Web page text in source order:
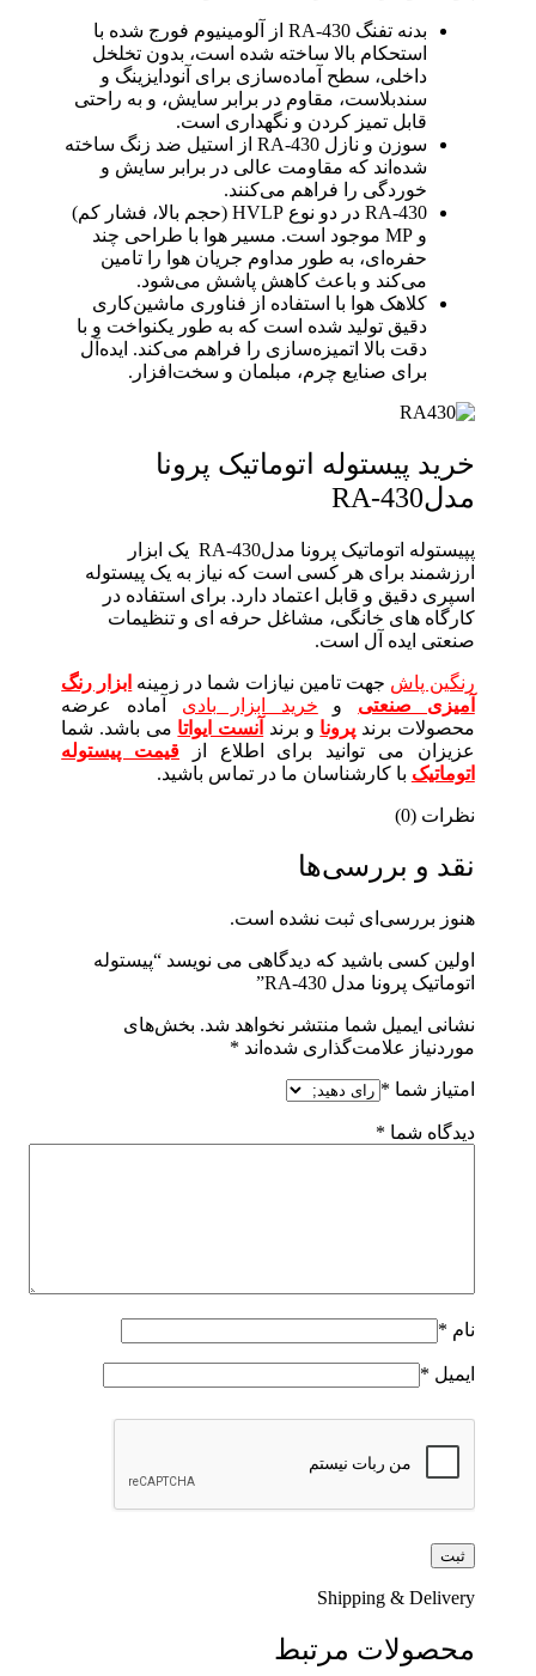
بدنه تفنگ RA-430 از آلومینیوم فورج شده با
استحکام بالا ساخته شده است، بدون تخلخل
داخلی، سطح آماده‌سازی برای آنودایزینگ و
سندبلاست، مقاوم در برابر سایش، و به راحتی
قابل تمیز کردن و نگهداری است.
سوزن و نازل RA-430 از استیل ضد زنگ ساخته
شده‌اند که مقاومت عالی در برابر سایش و
خوردگی را فراهم می‌کنند.
RA-430 در دو نوع HVLP (حجم بالا، فشار کم)
و MP موجود است. مسیر هوا با طراحی چند
حفره‌ای، به طور مداوم جریان هوا را تامین
می‌کند و باعث کاهش پاشش می‌شود.
کلاهک هوا با استفاده از فناوری ماشین‌کاری
دقیق تولید شده است که به طور یکنواخت و با
دقت بالا اتمیزه‌سازی را فراهم می‌کند. ایده‌آل
برای صنایع چرم، مبلمان و سخت‌افزار.
خرید پیستوله اتوماتیک پرونا
مدلRA-430
پپیستوله اتوماتیک پرونا مدلRA-430 یک ابزار
ارزشمند برای هر کسی است که نیاز به یک پیستوله
اسپری دقیق و قابل اعتماد دارد. برای استفاده در
کارگاه های خانگی، مشاغل حرفه ای و تنظیمات
صنعتی ایده آل است.
رنگین پاش جهت تامین نیازات شما در زمینه ابزار رنگ
آمیزی صنعتی و خرید ابزار بادی آماده عرضه
محصولات برند پرونا و برند آنست ایواتا می باشد. شما
عزیزان می توانید برای اطلاع از قیمت پیستوله
اتوماتیک با کارشناسان ما در تماس باشید.
نظرات (0)
نقد و بررسی‌ها
هنوز بررسی‌ای ثبت نشده است.
اولین کسی باشید که دیدگاهی می نویسد “پیستوله
اتوماتیک پرونا مدل RA-430”
نشانی ایمیل شما منتشر نخواهد شد. بخش‌های
موردنیاز علامت‌گذاری شده‌اند *
امتیاز شما *
دیدگاه شما *
نام *
ایمیل *
Shipping & Delivery
محصولات مرتبط